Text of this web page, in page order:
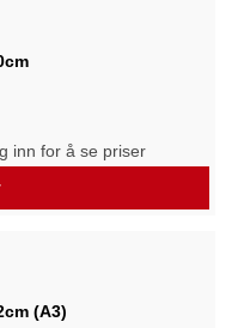
inn for å se priser
(A3)